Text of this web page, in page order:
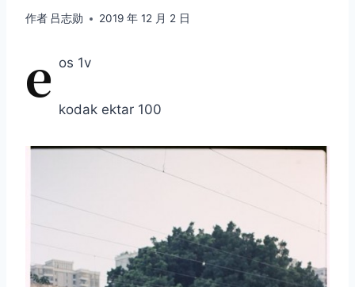
作者 吕志勋 2019 年 12 月 2 日
e os 1v
kodak ektar 100